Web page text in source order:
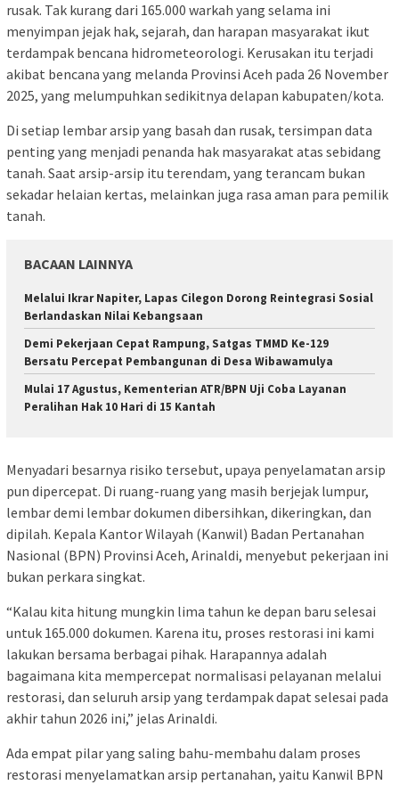
rusak. Tak kurang dari 165.000 warkah yang selama ini
menyimpan jejak hak, sejarah, dan harapan masyarakat ikut
terdampak bencana hidrometeorologi. Kerusakan itu terjadi
akibat bencana yang melanda Provinsi Aceh pada 26 November
2025, yang melumpuhkan sedikitnya delapan kabupaten/kota.
Di setiap lembar arsip yang basah dan rusak, tersimpan data
penting yang menjadi penanda hak masyarakat atas sebidang
tanah. Saat arsip-arsip itu terendam, yang terancam bukan
sekadar helaian kertas, melainkan juga rasa aman para pemilik
tanah.
BACAAN LAINNYA
Melalui Ikrar Napiter, Lapas Cilegon Dorong Reintegrasi Sosial
Berlandaskan Nilai Kebangsaan
Demi Pekerjaan Cepat Rampung, Satgas TMMD Ke-129
Bersatu Percepat Pembangunan di Desa Wibawamulya
Mulai 17 Agustus, Kementerian ATR/BPN Uji Coba Layanan
Peralihan Hak 10 Hari di 15 Kantah
Menyadari besarnya risiko tersebut, upaya penyelamatan arsip
pun dipercepat. Di ruang-ruang yang masih berjejak lumpur,
lembar demi lembar dokumen dibersihkan, dikeringkan, dan
dipilah. Kepala Kantor Wilayah (Kanwil) Badan Pertanahan
Nasional (BPN) Provinsi Aceh, Arinaldi, menyebut pekerjaan ini
bukan perkara singkat.
“Kalau kita hitung mungkin lima tahun ke depan baru selesai
untuk 165.000 dokumen. Karena itu, proses restorasi ini kami
lakukan bersama berbagai pihak. Harapannya adalah
bagaimana kita mempercepat normalisasi pelayanan melalui
restorasi, dan seluruh arsip yang terdampak dapat selesai pada
akhir tahun 2026 ini,” jelas Arinaldi.
Ada empat pilar yang saling bahu-membahu dalam proses
restorasi menyelamatkan arsip pertanahan, yaitu Kanwil BPN